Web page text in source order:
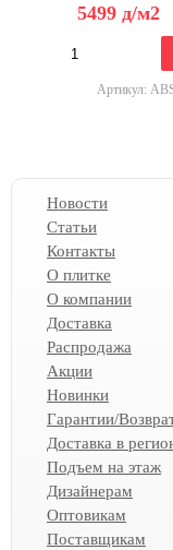
5499 д/м2
Артикул:
Новости
Статьи
Контакты
О плитке
О компании
Доставка
Распродажа
Акции
Новинки
Гарантии/
Доставка в
Подъем на этаж
Дизайнерам
Оптовикам
Поставщикам